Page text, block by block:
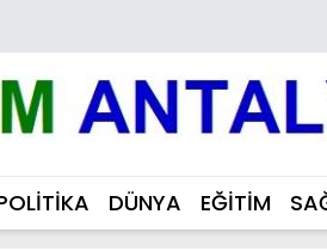
DÜNYA EĞİTİM